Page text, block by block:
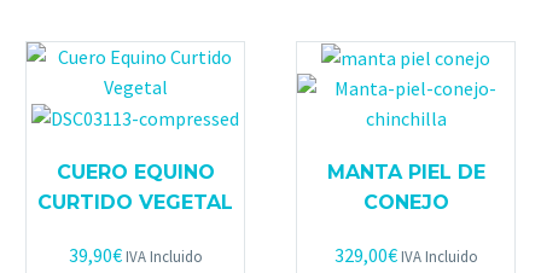
CUERO EQUINO
CURTIDO VEGETAL
39,90€ IVA Incluido
MANTA PIEL DE
CONEJO
329,00€ IVA Incluido